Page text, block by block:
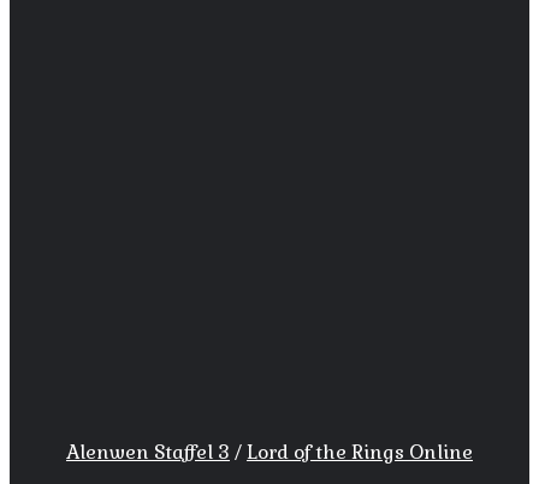
Alenwen Staffel 3 /Lord of the Rings Online